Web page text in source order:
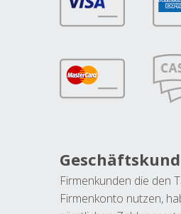
Firmenkunden die den
Firmenkonto nutzen,